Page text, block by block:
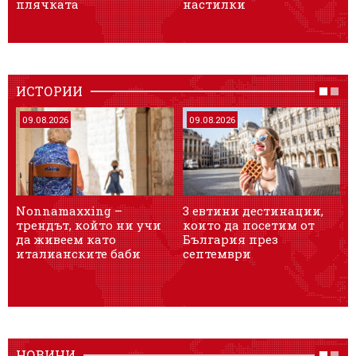
плячката настилки
ИСТОРИИ
09.08.2026
Nonnamaxxing –
трендът, който ни учи
да живеем като
италианските баби
09.08.2026
3 евтини дестинации,
които да посетим от
България през
септември